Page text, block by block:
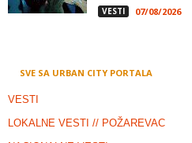
VESTI 07/08/2026
SVE SA URBAN CITY PORTALA
VESTI
LOKALNE VESTI // POŽAREVAC